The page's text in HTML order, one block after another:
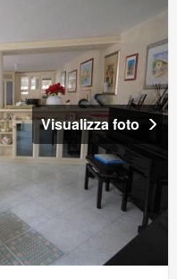
Visualizza foto